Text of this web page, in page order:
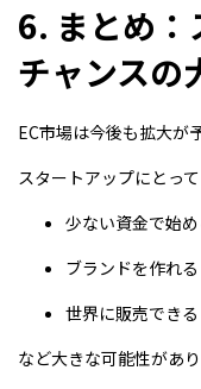
6. まとめ：
チャンスの
EC市場は今後も拡大が
スタートアップにとって
少ない資金で始
ブランドを作れる
世界に販売できる
など大きな可能性があり